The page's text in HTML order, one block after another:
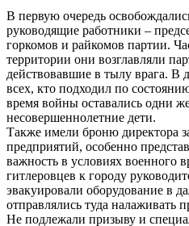
В первую очередь
руководящие работники –
горкомов и райкомов партии.
территории они возглавляли
действовавшие в тылу врага. В
всех, кто подходил по
время войны оставались одни
несовершеннолетние дети.
Также имели броню директора
предприятий, особенно
важность в условиях военного
гитлеровцев к городу
эвакуировали оборудование в
отправлялись туда налаживать
Не подлежали призыву и